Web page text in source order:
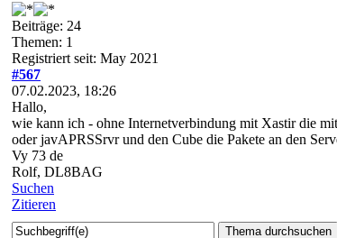
Beiträge: 24
Themen: 1
Registriert seit: May 2021
#567
07.02.2023, 18:26
Hallo,
wie kann ich - ohne Internetverbindung mit Xastir die
oderjavAPRSSrvr und den Cube die Pakete an den
Vy 73 de
Rolf, DL8BAG
Suchen
Zitieren